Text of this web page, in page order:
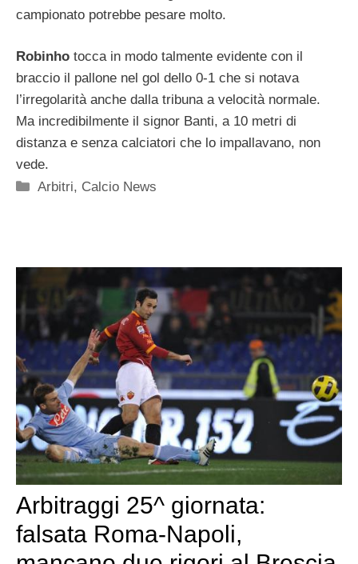
campionato potrebbe pesare molto.
Robinho tocca in modo talmente evidente con il
braccio il pallone nel gol dello 0-1 che si notava
l’irregolarità anche dalla tribuna a velocità normale.
Ma incredibilmente il signor Banti, a 10 metri di
distanza e senza calciatori che lo impallavano, non
vede.
Categorie
Arbitri, Calcio News
Arbitraggi 25^ giornata:
falsata Roma-Napoli,